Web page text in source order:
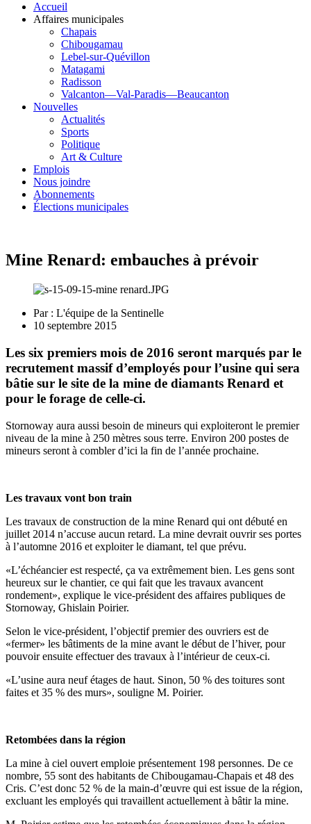
Accueil
Affaires municipales
Chapais
Chibougamau
Lebel-sur-Quévillon
Matagami
Radisson
Valcanton—Val-Paradis—Beaucanton
Nouvelles
Actualités
Sports
Politique
Art & Culture
Emplois
Nous joindre
Abonnements
Élections municipales
Mine Renard: embauches à prévoir
Par : L'équipe de la Sentinelle
10 septembre 2015
Les six premiers mois de 2016 seront marqués par le
recrutement massif d’employés pour l’usine qui sera
bâtie sur le site de la mine de diamants Renard et
pour le forage de celle-ci.
Stornoway aura aussi besoin de mineurs qui exploiteront le premier
niveau de la mine à 250 mètres sous terre. Environ 200 postes de
mineurs seront à combler d’ici la fin de l’année prochaine.
Les travaux vont bon train
Les travaux de construction de la mine Renard qui ont débuté en
juillet 2014 n’accuse aucun retard. La mine devrait ouvrir ses portes
à l’automne 2016 et exploiter le diamant, tel que prévu.
«L’échéancier est respecté, ça va extrêmement bien. Les gens sont
heureux sur le chantier, ce qui fait que les travaux avancent
rondement», explique le vice-président des affaires publiques de
Stornoway, Ghislain Poirier.
Selon le vice-président, l’objectif premier des ouvriers est de
«fermer» les bâtiments de la mine avant le début de l’hiver, pour
pouvoir ensuite effectuer des travaux à l’intérieur de ceux-ci.
«L’usine aura neuf étages de haut. Sinon, 50 % des toitures sont
faites et 35 % des murs», souligne M. Poirier.
Retombées dans la région
La mine à ciel ouvert emploie présentement 198 personnes. De ce
nombre, 55 sont des habitants de Chibougamau-Chapais et 48 des
Cris. C’est donc 52 % de la main-d’œuvre qui est issue de la région,
excluant les employés qui travaillent actuellement à bâtir la mine.